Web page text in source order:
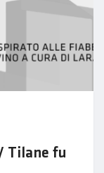
Tilane fu